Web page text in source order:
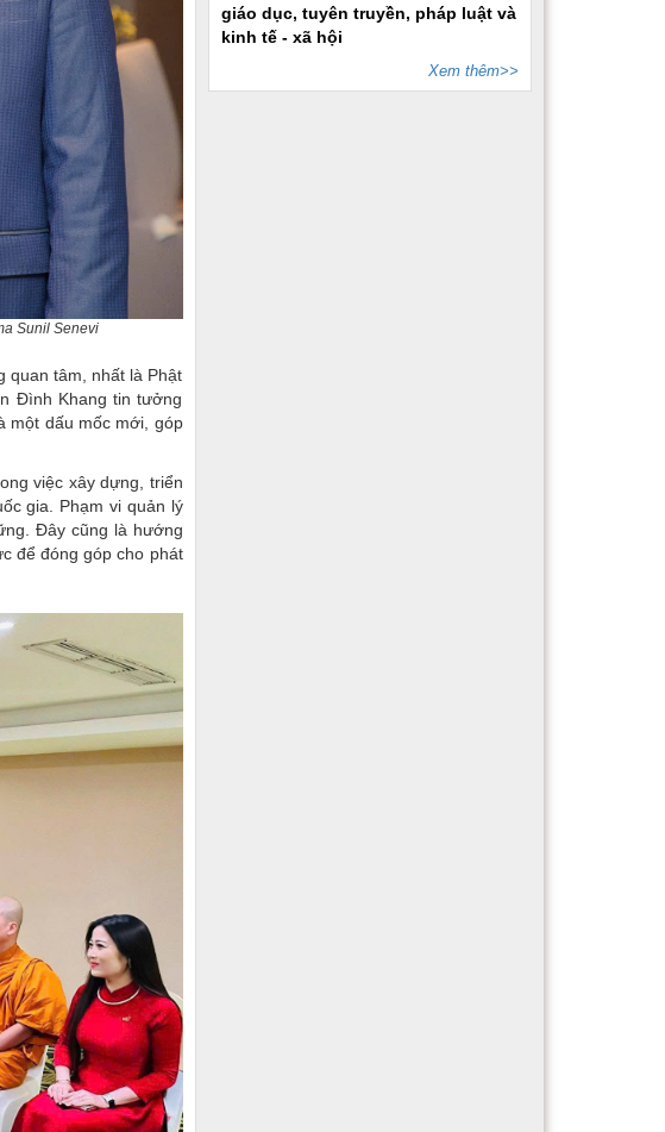
Sunil Senevi
quan tâm, nhất là Phật
Đình Khang tin tưởng
một dấu mốc mới, góp
việc xây dựng, triển
gia. Phạm vi quản lý
Đây cũng là hướng
để đóng góp cho phát
giáo dục, tuyên truyền, pháp luật và
kinh tế - xã hội
Xem thêm>>